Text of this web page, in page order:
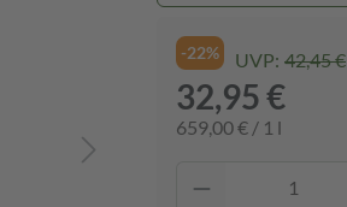
-22% UVP: 42,45 €
32,95 €
659,00 € / 1 l